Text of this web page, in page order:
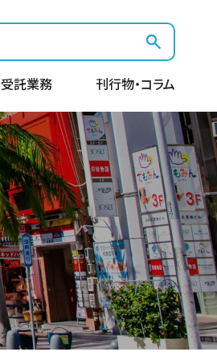
受託業務 刊行物・コラム